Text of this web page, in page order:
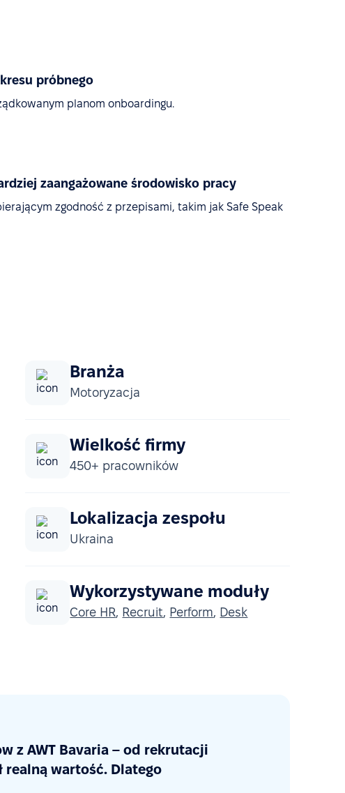
próbnego
planom onboardingu.
zaangażowane środowisko pracy
zgodność z przepisami, takim jak Safe Speak
Branża
Motoryzacja
Wielkość firmy
450+ pracowników
Lokalizacja zespołu
Ukraina
Wykorzystywane moduły
Core HR Recruit Perform Desk
z AWT Bavaria – od rekrutacji
realną wartość. Dlatego